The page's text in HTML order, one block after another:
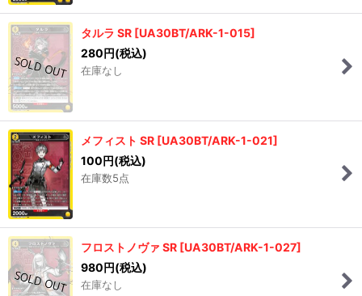
タルラ SR [UA30BT/ARK-1-015]
280円(税込)
在庫なし
メフィスト SR [UA30BT/ARK-1-021]
100円(税込)
在庫数5点
フロストノヴァ SR [UA30BT/ARK-1-027]
980円(税込)
在庫なし